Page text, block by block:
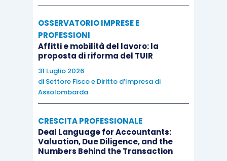
OSSERVATORIO IMPRESE E
PROFESSIONI
Affitti e mobilità del lavoro: la
proposta di riforma del TUIR
31 Luglio 2026
di Settore Fisco e Diritto d’Impresa di
Assolombarda
CRESCITA PROFESSIONALE
Deal Language for Accountants:
Valuation, Due Diligence, and the
Numbers Behind the Transaction